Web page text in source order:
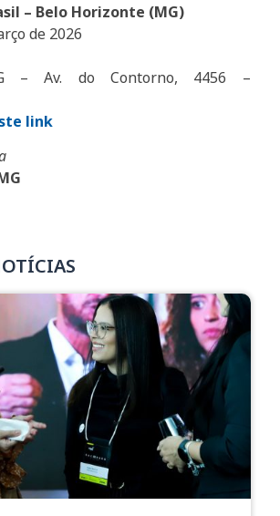
– Belo Horizonte (MG)
de 2026
– Av. do Contorno, 4456 –
link